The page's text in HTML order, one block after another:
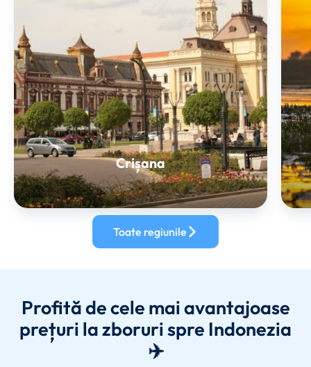
Crișana
Toate regiunile
Profită de cele mai avantajoase
prețuri la zboruri spre Indonezia
✈️